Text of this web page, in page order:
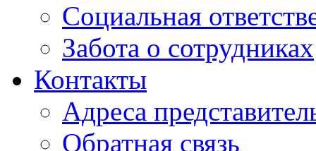
Социальная
Забота о сотрудниках
Контакты
Адреса
Обратная связь